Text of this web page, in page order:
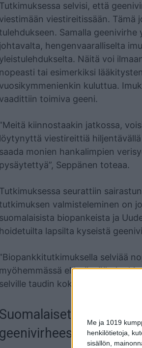
Me ja 1019
henkilötietoja,
sisällön,
Tutkimuksessa selvisi, että
viestimään viestireitissään. Tämä
tulehdukseen. Samalla
johtavalta, hengenvaaralliselta
yleistulehdukselta. Näitä voi
nopeasti tai esimerkiksi
vuosikymmenienkin kuluttua.
vaadittiin toimiva geeni.
kiinnostaakin jatkossa,
löytynyttä viestireittiä
saada monien hankalimpien
pysäytettyä”, Seppänen toteaa.
Tutkimuksessa seurattiin
tutkimuksen valmisteleminen on
suomalaisista biopankeista ja
hoidetuilta lapsilta kyseistä
selviää
myöhemmässä elämässään
selville taudin koko kirjon”,
Suomalaiset biopankit
geenivirheeseen